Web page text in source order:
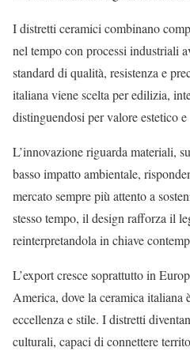
I distretti ceramici combinano
nel tempo con processi industriali
standard di qualità, resistenza e
italiana viene scelta per edilizia,
distinguendosi per valore estetico
L’innovazione riguarda materiali,
basso impatto ambientale,
mercato sempre più attento a
stesso tempo, il design rafforza il
reinterpretandola in chiave
L’export cresce soprattutto in
America, dove la ceramica italiana
eccellenza e stile. I distretti
culturali, capaci di connettere